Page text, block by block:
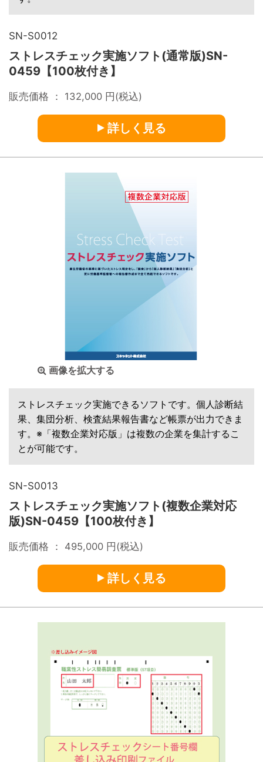
SN-S0012
ストレスチェック実施ソフト(通常版)SN-
0459【100枚付き】
販売価格 ： 132,000 円(税込)
詳しく見る
画像を拡大する
ストレスチェック実施できるソフトです。個人診断結
果、集団分析、検査結果報告書など帳票が出力できま
す。※「複数企業対応版」は複数の企業を集計するこ
とが可能です。
SN-S0013
ストレスチェック実施ソフト(複数企業対応
版)SN-0459【100枚付き】
販売価格 ： 495,000 円(税込)
詳しく見る